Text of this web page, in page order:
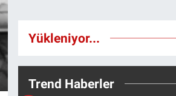
Yükleniyor...
Trend Haberler